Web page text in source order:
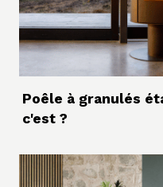
Poêle à granulés
c'est ?